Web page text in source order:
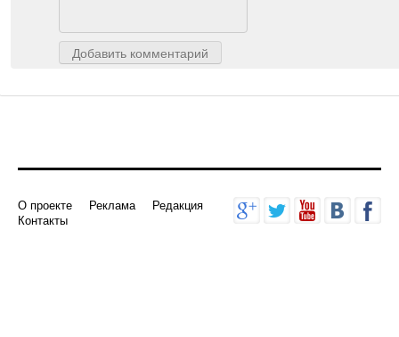
Добавить комментарий
О проекте Реклама
Редакция
Контакты